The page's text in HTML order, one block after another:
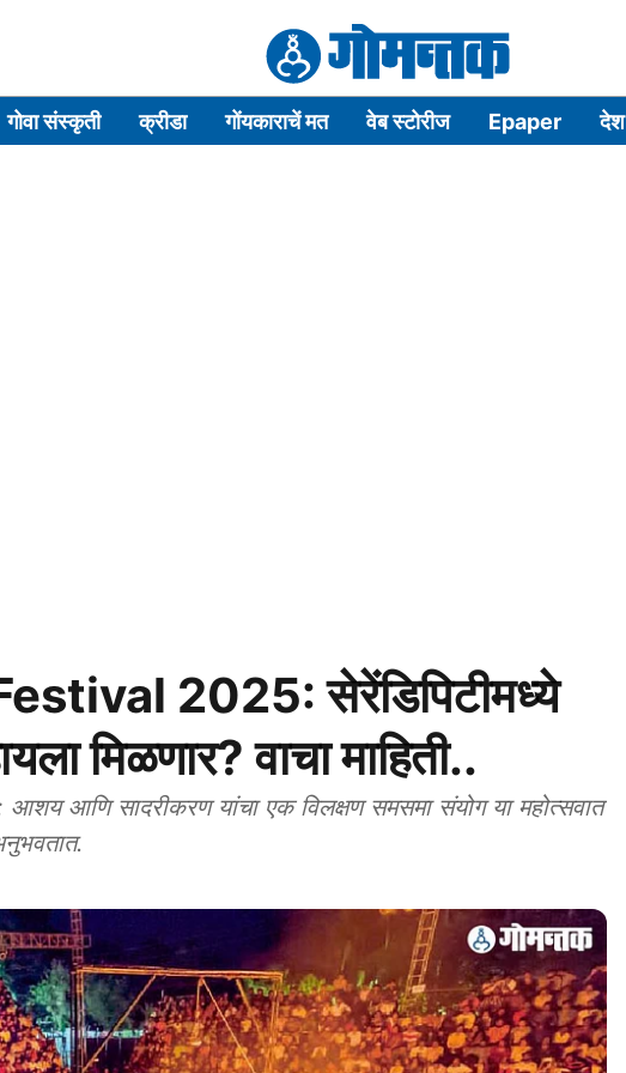
गोवा संस्कृती क्रीडा गोंयकाराचें मत वेब स्टोरीज Epaper देश
2025: सेरेंडिपिटीमध्ये
मिळणार? वाचा माहिती..
आणि सादरीकरण यांचा एक विलक्षण समसमा संयोग या महोत्सवात